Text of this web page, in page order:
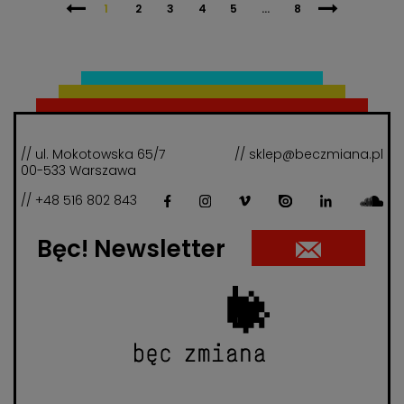
1 2 3 4 5 ... 8
// ul. Mokotowska 65/7
00-533 Warszawa
// sklep@beczmiana.pl
// +48 516 802 843
Bęc! Newsletter